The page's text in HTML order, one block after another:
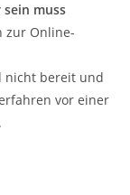
muss
zur Online-
nicht bereit und
vor einer